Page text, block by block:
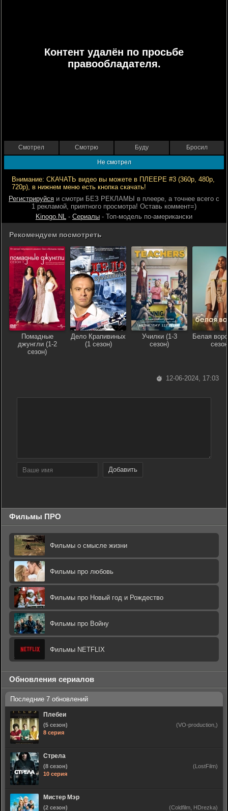
Контент удалён по просьбе
правообладателя.
Смотрел Смотрю Буду Бросил
Не смотрел
Внимание: СКАЧАТЬ видео вы можете в ПЛЕЕРЕ #3 (360р, 480р,
720р), в нижнем меню есть кнопка скачать!
Регистрируйся и смотри БЕЗ РЕКЛАМЫ в плеере, а точнее всего с
1 рекламой, приятного просмотра! Оставь коммент=)
Kinogo.NL - Сериалы - Топ-модель по-американски
Рекомендуем посмотреть
Помадные
джунгли (1-2
сезон)
Дело Крапивиных
(1 сезон)
Училки (1-3
сезон)
Белая
12-06-2024, 17:03
Добавить
Фильмы ПРО
Фильмы о смысле жизни
Фильмы про любовь
Фильмы про Новый год и Рождество
Фильмы про Войну
Фильмы NETFLIX
Обновления сериалов
Плебеи
(5 сезон)
8 серия
(VO-production,)
Стрела
(8 сезон)
10 серия
(LostFilm)
Мистер Мэр
(2 сезон) (Coldfilm, HDrezka)